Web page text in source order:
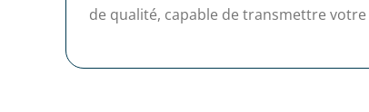
de qualité, capable de transmettre